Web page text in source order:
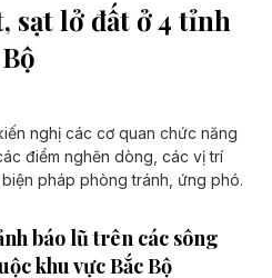
sạt lở đất ở 4 tỉnh
nghị các cơ quan chức năng
điểm nghẽn dòng, các vị trí
pháp phòng tránh, ứng phó.
báo lũ trên các sông
khu vực Bắc Bộ